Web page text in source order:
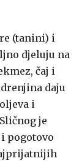
(tanini) i
djeluju na
čaj i
daju
i
je
pogotovo